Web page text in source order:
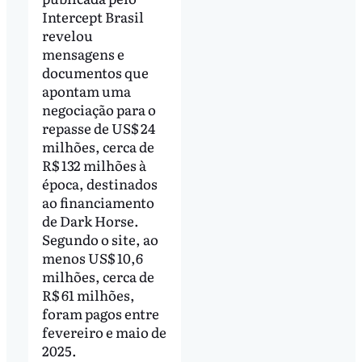
Intercept Brasil
revelou
mensagens e
documentos que
apontam uma
negociação para o
repasse de US$ 24
milhões, cerca de
R$ 132 milhões à
época, destinados
ao financiamento
de Dark Horse.
Segundo o site, ao
menos US$ 10,6
milhões, cerca de
R$ 61 milhões,
foram pagos entre
fevereiro e maio de
2025.